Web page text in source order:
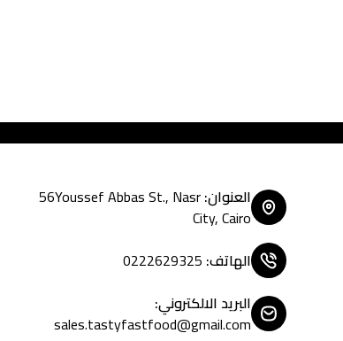
العنوان:
56Youssef Abbas St., Nasr
City, Cairo
الهاتف:
0222629325
البريد الالكتروني:
sales.tastyfastfood@gmail.com